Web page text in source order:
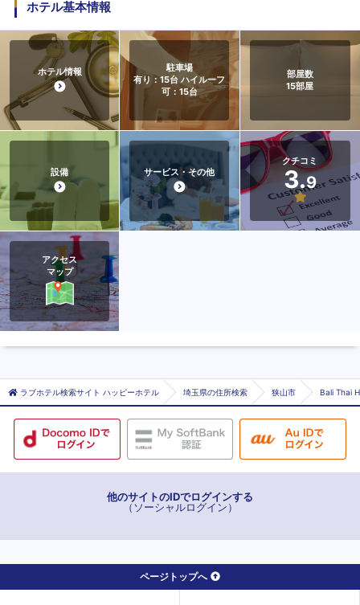
ホテル基本情報
ホテル情報
駐車場
有り：15台 ハイルーフ
可：15台
部屋数
15部屋
設備 サービス・その他
クチコミ
3.9
アクセス
マップ
ラブホテル検索サイト ハッピーホテル 埼玉県の住所検索 狭山市 Bali Thai
他のサイトのIDでログインする
（ソーシャルログイン）
ページトップへ